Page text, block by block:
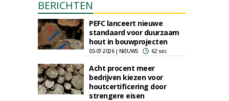
BERICHTEN
PEFC lanceert nieuwe
standaard voor duurzaam
hout in bouwprojecten
03-07-2026 | NIEUWS 62 sec
Acht procent meer
bedrijven kiezen voor
houtcertificering door
strengere eisen